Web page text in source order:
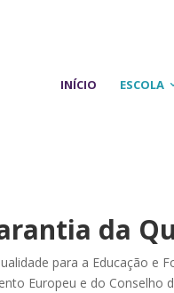
INÍCIO ESCOLA
E
da
para a Educação e
Europeu e do